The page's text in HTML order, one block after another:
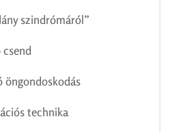
szindrómáról”
technika